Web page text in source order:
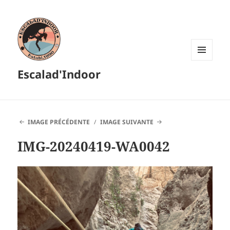
Escalad'Indoor
IMAGE PRÉCÉDENTE IMAGE SUIVANTE
IMG-20240419-WA0042